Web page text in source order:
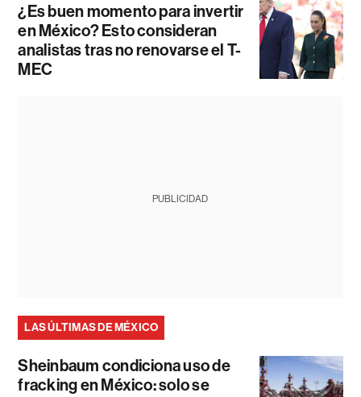
¿Es buen momento para invertir
en México? Esto consideran
analistas tras no renovarse el T-
MEC
PUBLICIDAD
LAS ÚLTIMAS DE MÉXICO
Sheinbaum condiciona uso de
fracking en México: solo se